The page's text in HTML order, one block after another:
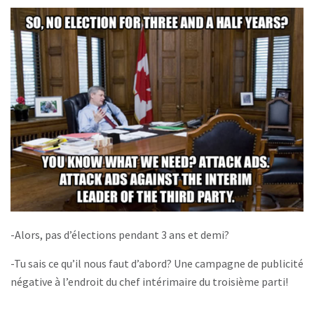
-Alors, pas d’élections pendant 3 ans et demi?
-Tu sais ce qu’il nous faut d’abord? Une campagne de publicité
négative à l’endroit du chef intérimaire du troisième parti!